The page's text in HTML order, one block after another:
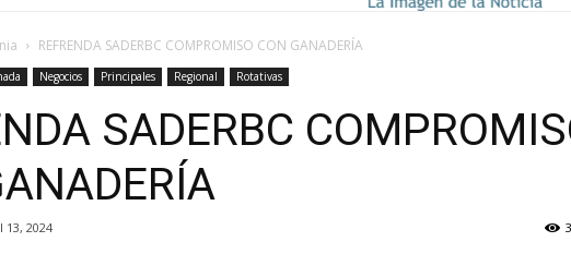
REFRENDA SADERBC COMPROMISO CON GANADERÍA
Negocios Principales Regional Rotativas
SADERBC
13, 2024